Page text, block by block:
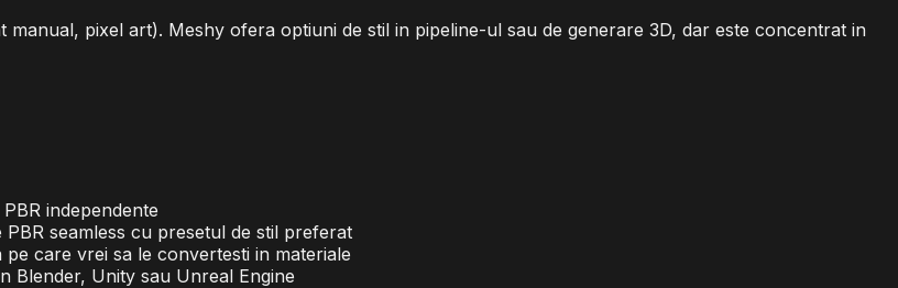
pixel art). Meshy ofera optiuni de stil in pipeline-ul sau de generare 3D, dar este concentrat in
independente
seamless cu presetul de stil preferat
care vrei sa le convertesti in materiale
Blender, Unity sau Unreal Engine